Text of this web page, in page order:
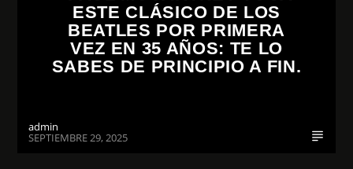
ESTE CLÁSICO DE LOS
BEATLES POR PRIMERA
VEZ EN 35 AÑOS: TE LO
SABES DE PRINCIPIO A FIN.
admin
SEPTIEMBRE 29, 2025